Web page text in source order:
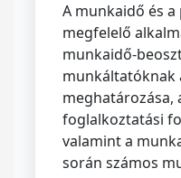
A munkaidő és
megfelelő
munkaidő-
munkáltatóknak
meghatározása,
foglalkoztatási
valamint a
során számos